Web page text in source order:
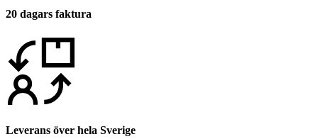
20 dagars faktura
Leverans över hela Sverige